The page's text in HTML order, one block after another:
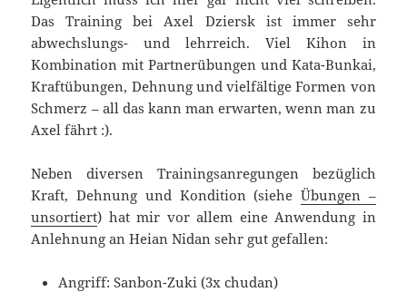
Das Training bei Axel Dziersk ist immer sehr
abwechslungs- und lehrreich. Viel Kihon in
Kombination mit Partnerübungen und Kata-Bunkai,
Kraftübungen, Dehnung und vielfältige Formen von
Schmerz – all das kann man erwarten, wenn man zu
Axel fährt :).
Neben diversen Trainingsanregungen bezüglich
Kraft, Dehnung und Kondition (siehe Übungen –
unsortiert) hat mir vor allem eine Anwendung in
Anlehnung an Heian Nidan sehr gut gefallen:
Angriff: Sanbon-Zuki (3x chudan)